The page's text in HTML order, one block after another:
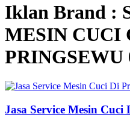
Iklan Brand :
MESIN CUCI
PRINGSEWU
Jasa Service Mesin Cuci